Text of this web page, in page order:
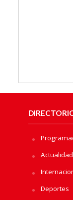
Actualidad
Deportes